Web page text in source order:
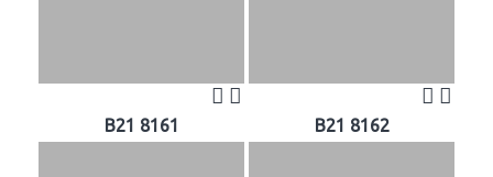
B21 8161 B21 8162